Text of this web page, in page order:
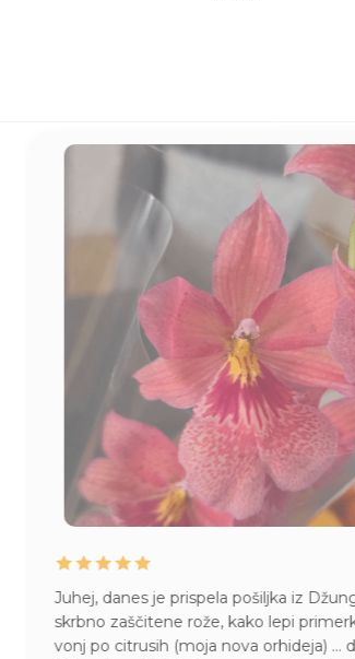
Juhej, danes je prispela pošiljka iz
skrbno zaščitene rože, kako lepi
vonj po citrusih (moja nova orhideja) …